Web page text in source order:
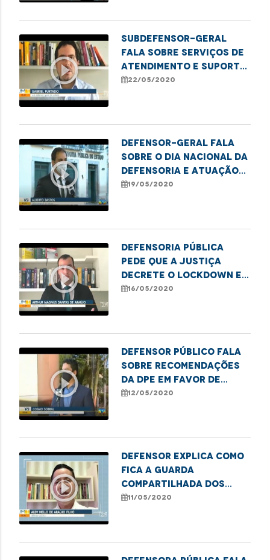
play_circle_outline
Subdefensor-geral
fala sobre serviços de
atendimento e suporte
a saúde mental da
22/05/2020
play_circle_outline
Defensor-geral fala
sobre o Dia Nacional da
Defensoria e atuação
da instituição durante
19/05/2020
play_circle_outline
Defensoria Pública
pede que a Justiça
decrete o lockdown em
Imperatriz
16/05/2020
play_circle_outline
Defensor público fala
sobre recomendações
da DPE em favor de
idosos e PCD durante a
12/05/2020
play_circle_outline
Defensor explica como
fica a Guarda
Compartilhada dos
filhos no
11/05/2020